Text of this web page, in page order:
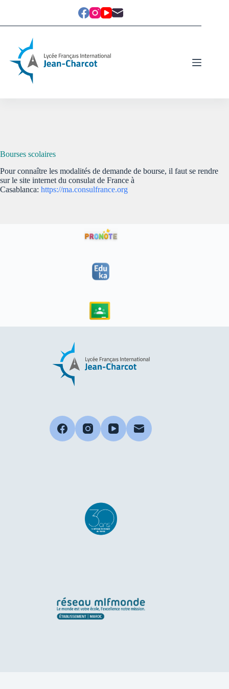
Bourses scolaires
Pour connaître les modalités de demande de bourse, il faut se rendre
sur le site internet du consulat de France à
Casablanca: https://ma.consulfrance.org